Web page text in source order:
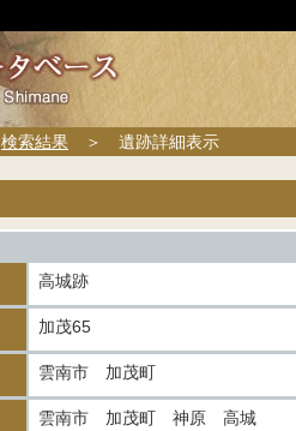
検索結果 ＞ 遺跡詳細表示
高城跡
加茂65
雲南市 加茂町
雲南市 加茂町 神原 高城